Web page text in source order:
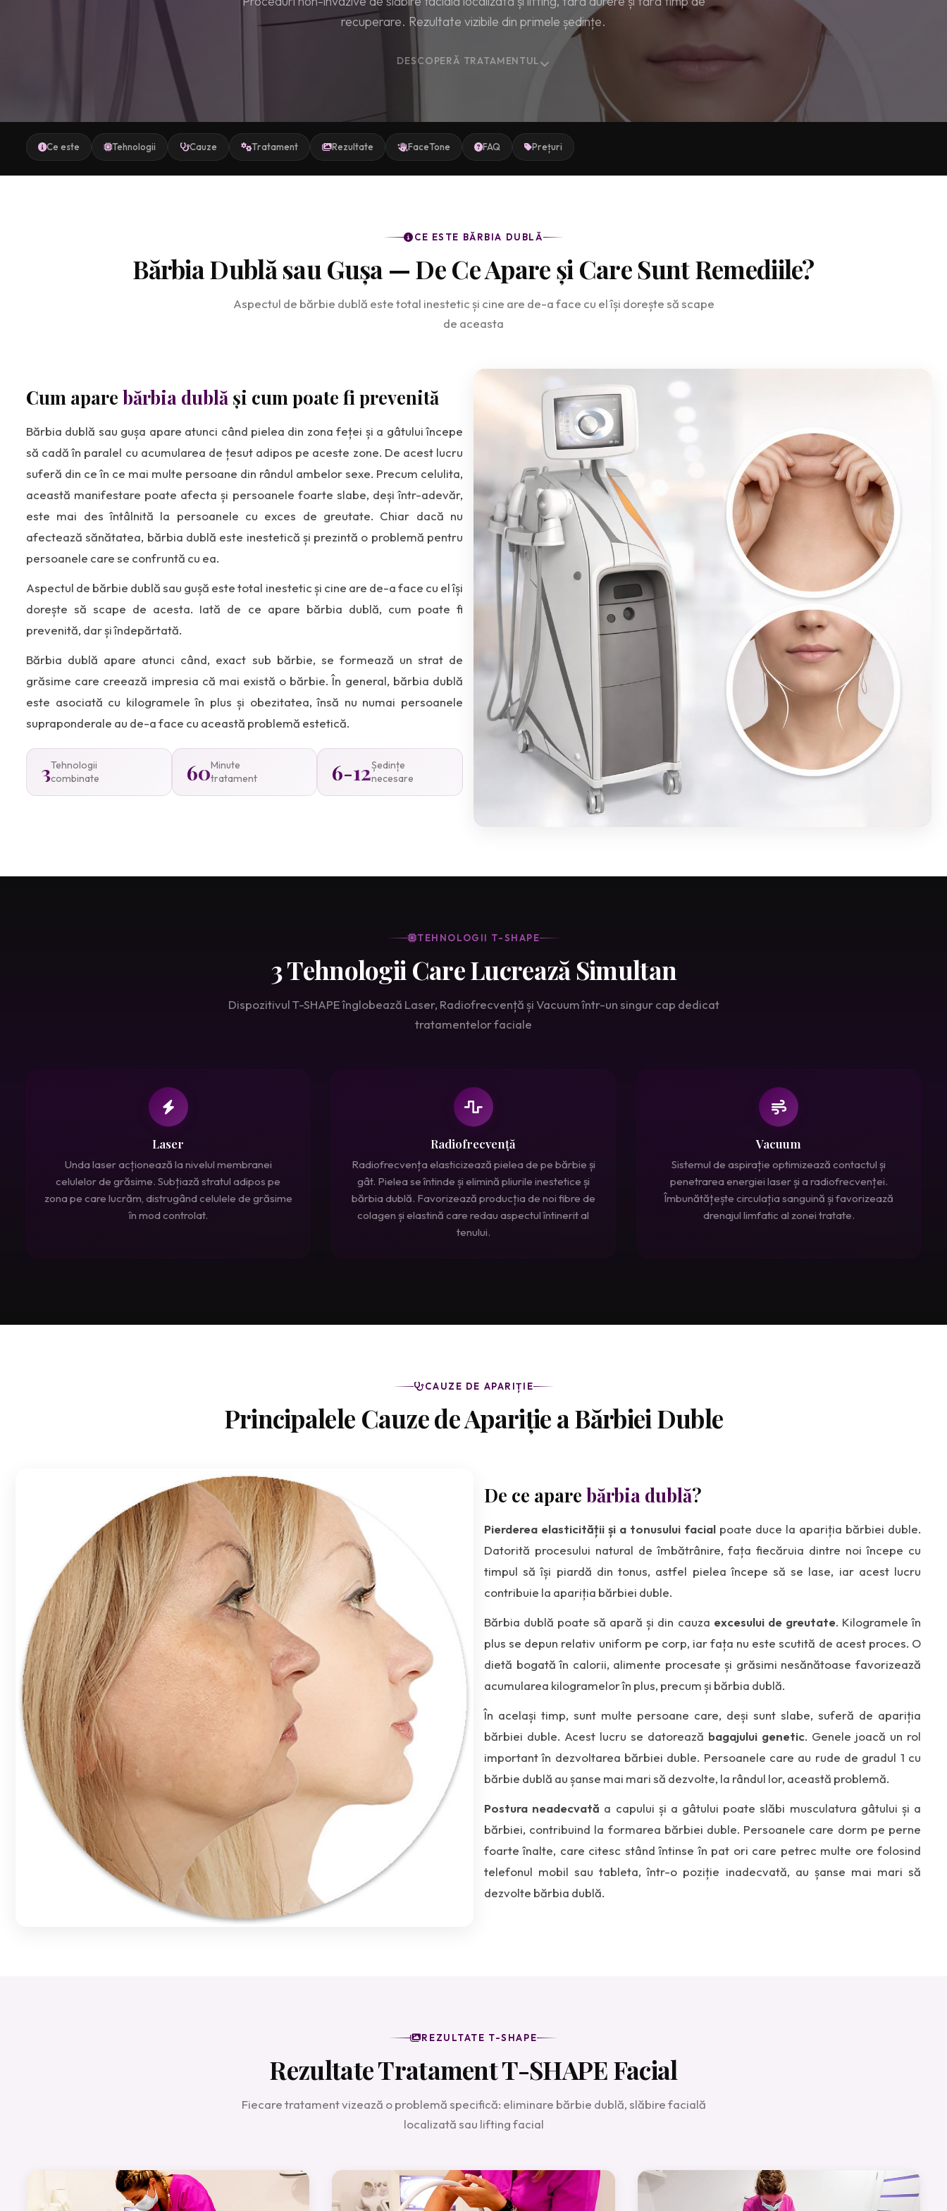
recuperare. Rezultate vizibile din primele ședințe.
DESCOPERĂ TRATAMENTUL
Ce este Tehnologii Cauze Tratament Rezultate FaceTone FAQ Prețuri
CE ESTE BĂRBIA DUBLĂ
Bărbia Dublă sau Gușa — De Ce Apare și Care Sunt Remediile?
Aspectul de bărbie dublă este total inestetic și cine are de-a face cu el își dorește să scape
de aceasta
Cum apare bărbia dublă și cum poate fi prevenită
Bărbia dublă sau gușa apare atunci când pielea din zona feței și a gâtului începe
să cadă în paralel cu acumularea de țesut adipos pe aceste zone. De acest lucru
suferă din ce în ce mai multe persoane din rândul ambelor sexe. Precum celulita,
această manifestare poate afecta și persoanele foarte slabe, deși într-adevăr,
este mai des întâlnită la persoanele cu exces de greutate. Chiar dacă nu
afectează sănătatea, bărbia dublă este inestetică și prezintă o problemă pentru
persoanele care se confruntă cu ea.
Aspectul de bărbie dublă sau gușă este total inestetic și cine are de-a face cu el își
dorește să scape de acesta. Iată de ce apare bărbia dublă, cum poate fi
prevenită, dar și îndepărtată.
Bărbia dublă apare atunci când, exact sub bărbie, se formează un strat de
grăsime care creează impresia că mai există o bărbie. În general, bărbia dublă
este asociată cu kilogramele în plus și obezitatea, însă nu numai persoanele
supraponderale au de-a face cu această problemă estetică.
3Tehnologii
combinate
60Minute
tratament
6-12Ședințe
necesare
TEHNOLOGII T-SHAPE
3 Tehnologii Care Lucrează Simultan
Dispozitivul T-SHAPE înglobează Laser, Radiofrecvență și Vacuum într-un singur cap dedicat
tratamentelor faciale
Laser
Unda laser acționează la nivelul membranei
celulelor de grăsime. Subțiază stratul adipos pe
zona pe care lucrăm, distrugând celulele de grăsime
în mod controlat.
Radiofrecvență
Radiofrecvența elasticizează pielea de pe bărbie și
gât. Pielea se întinde și elimină pliurile inestetice și
bărbia dublă. Favorizează producția de noi fibre de
colagen și elastină care redau aspectul întinerit al
tenului.
Vacuum
Sistemul de aspirație optimizează contactul și
penetrarea energiei laser și a radiofrecvenței.
Îmbunătățește circulația sanguină și favorizează
drenajul limfatic al zonei tratate.
CAUZE DE APARIȚIE
Principalele Cauze de Apariție a Bărbiei Duble
De ce apare bărbia dublă?
Pierderea elasticității și a tonusului facial poate duce la apariția bărbiei duble.
Datorită procesului natural de îmbătrânire, fața fiecăruia dintre noi începe cu
timpul să își piardă din tonus, astfel pielea începe să se lase, iar acest lucru
contribuie la apariția bărbiei duble.
Bărbia dublă poate să apară și din cauza excesului de greutate. Kilogramele în
plus se depun relativ uniform pe corp, iar fața nu este scutită de acest proces. O
dietă bogată în calorii, alimente procesate și grăsimi nesănătoase favorizează
acumularea kilogramelor în plus, precum și bărbia dublă.
În același timp, sunt multe persoane care, deși sunt slabe, suferă de apariția
bărbiei duble. Acest lucru se datorează bagajului genetic. Genele joacă un rol
important în dezvoltarea bărbiei duble. Persoanele care au rude de gradul 1 cu
bărbie dublă au șanse mai mari să dezvolte, la rândul lor, această problemă.
Postura neadecvată a capului și a gâtului poate slăbi musculatura gâtului și a
bărbiei, contribuind la formarea bărbiei duble. Persoanele care dorm pe perne
foarte înalte, care citesc stând întinse în pat ori care petrec multe ore folosind
telefonul mobil sau tableta, într-o poziție inadecvată, au șanse mai mari să
dezvolte bărbia dublă.
REZULTATE T-SHAPE
Rezultate Tratament T-SHAPE Facial
Fiecare tratament vizează o problemă specifică: eliminare bărbie dublă, slăbire facială
localizată sau lifting facial